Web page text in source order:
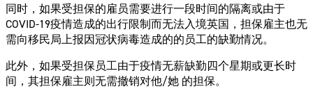
同时，如果受担保的雇员需要进行一段时间的隔离或由于
COVID-19疫情造成的出行限制而无法入境英国，担保雇主也无
需向移民局上报因冠状病毒造成的的员工的缺勤情况。
此外，如果受担保员工由于疫情无薪缺勤四个星期或更长时
间，其担保雇主则无需撤销对他/她 的担保。